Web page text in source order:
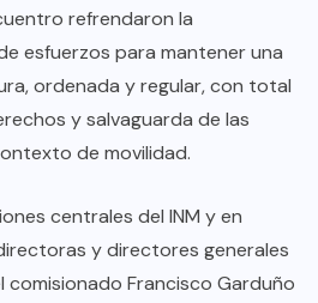
refrendaron la
esfuerzos para mantener una
ordenada y regular, con total
y salvaguarda de las
de movilidad.
centrales del INM y en
y directores generales
comisionado Francisco Garduño